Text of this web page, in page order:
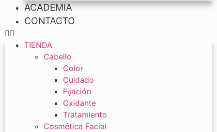
ACADEMIA
CONTACTO
TIENDA
Cabello
Color
Cuidado
Fijación
Oxidante
Tratamiento
Cosmética Facial